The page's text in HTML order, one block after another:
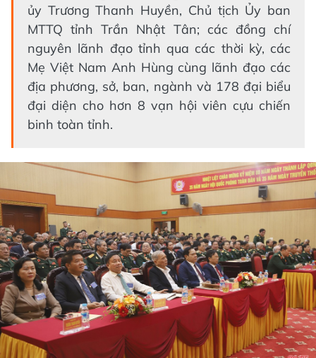
ủy Trương Thanh Huyền, Chủ tịch Ủy ban
MTTQ tỉnh Trần Nhật Tân; các đồng chí
nguyên lãnh đạo tỉnh qua các thời kỳ, các
Mẹ Việt Nam Anh Hùng cùng lãnh đạo các
địa phương, sở, ban, ngành và 178 đại biểu
đại diện cho hơn 8 vạn hội viên cựu chiến
binh toàn tỉnh.